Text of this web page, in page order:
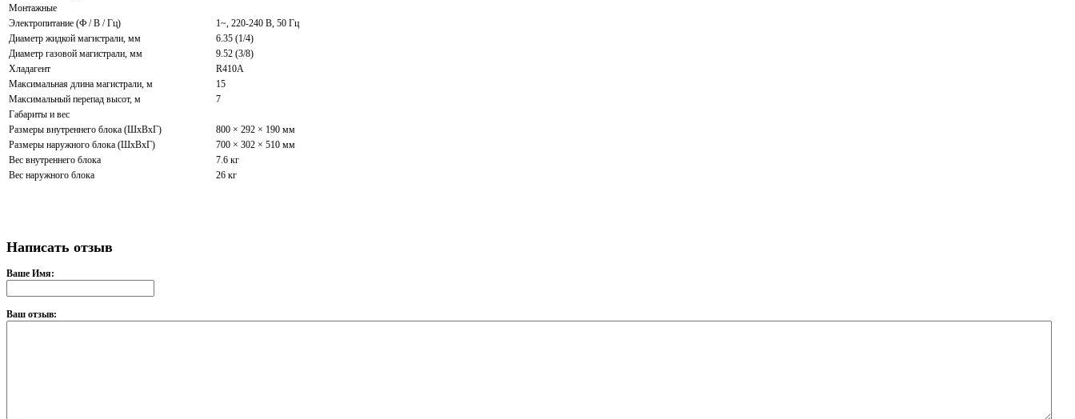
Монтажные
Электропитание (Ф / В / Гц)
1~, 220-240 В, 50 Гц
Диаметр жидкой магистрали, мм
6.35 (1/4)
Диаметр газовой магистрали, мм
9.52 (3/8)
Хладагент
R410A
Максимальная длина магистрали, м
15
Максимальный перепад высот, м
7
Габариты и вес
Размеры внутреннего блока (ШxВxГ)
800 × 292 × 190 мм
Размеры наружного блока (ШxВxГ)
700 × 302 × 510 мм
Вес внутреннего блока
7.6 кг
Вес наружного блока
26 кг
Написать отзыв
Ваше Имя:
Ваш отзыв: